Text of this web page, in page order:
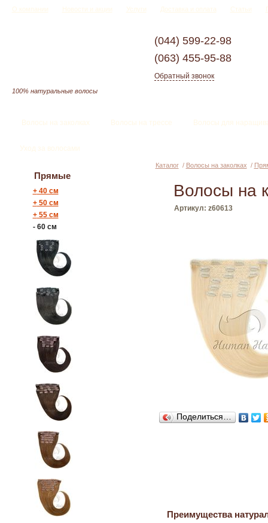
О компании Новости и акции Услуги Доставка и оплата Статьи
100% натуральные волосы
(044) 599-22-98
(063) 455-95-88
Обратный звонок
Волосы на заколках Волосы на трессе Волосы для
Уход за волосами
Прямые
+40 см
+50 см
+55 см
-60 см
Каталог/ Волосы на заколках /
Волосы на
Артикул: z60613
Поделиться…
Преимущества